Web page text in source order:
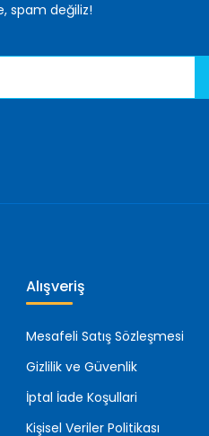
spam değiliz!
Alışveriş
Mesafeli Satış Sözleşmesi
Gizlilik ve Güvenlik
İptal İade Koşullari
Kişisel Veriler Politikası